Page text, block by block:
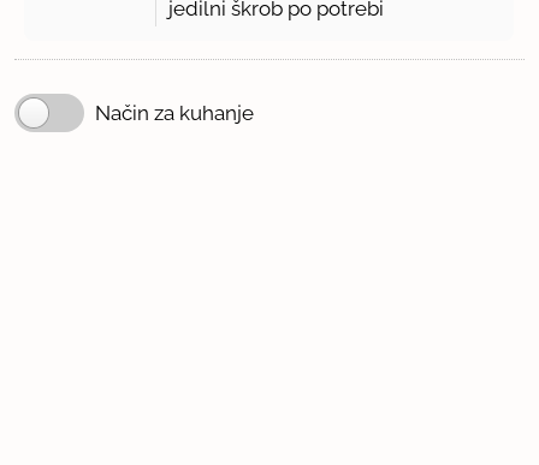
jedilni škrob po potrebi
Način za kuhanje